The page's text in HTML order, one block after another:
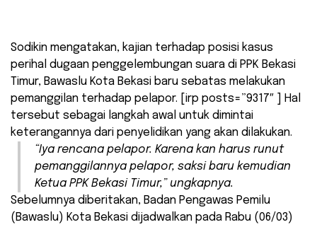
Sodikin mengatakan, kajian terhadap posisi kasus
perihal dugaan penggelembungan suara di PPK Bekasi
Timur, Bawaslu Kota Bekasi baru sebatas melakukan
pemanggilan terhadap pelapor. [irp posts=”9317″ ] Hal
tersebut sebagai langkah awal untuk dimintai
keterangannya dari penyelidikan yang akan dilakukan.
“Iya rencana pelapor. Karena kan harus runut
pemanggilannya pelapor, saksi baru kemudian
Ketua PPK Bekasi Timur,” ungkapnya.
Sebelumnya diberitakan, Badan Pengawas Pemilu
(Bawaslu) Kota Bekasi dijadwalkan pada Rabu (06/03)